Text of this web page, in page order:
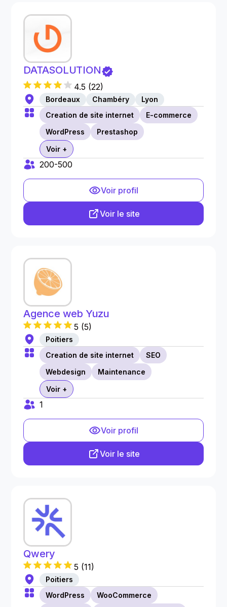
DATASOLUTION
4.5 (22)
Bordeaux Chambéry
Lyon
Creation de site internet
E-commerce
WordPress
Prestashop
Voir +
200-500
Voir profil
Voir le site
Agence web Yuzu
5 (5)
Poitiers
Creation de site internet
SEO
Webdesign
Maintenance
Voir +
1
Voir profil
Voir le site
Qwery
5 (11)
Poitiers
WordPress
WooCommerce